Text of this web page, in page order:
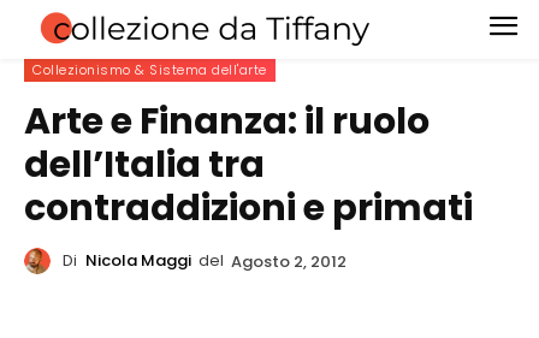
Collezionismo & Sistema dell'arte
Arte e Finanza: il ruolo
dell’Italia tra
contraddizioni e primati
Di Nicola Maggi del Agosto 2, 2012